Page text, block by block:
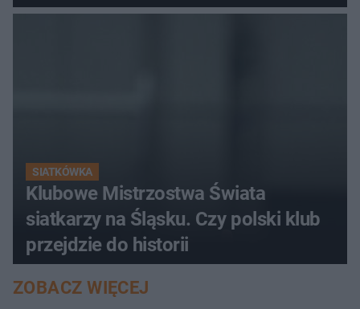
SIATKÓWKA
Klubowe Mistrzostwa Świata
siatkarzy na Śląsku. Czy polski klub
przejdzie do historii
ZOBACZ WIĘCEJ